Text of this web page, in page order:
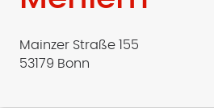
Mainzer Straße 155
53179 Bonn